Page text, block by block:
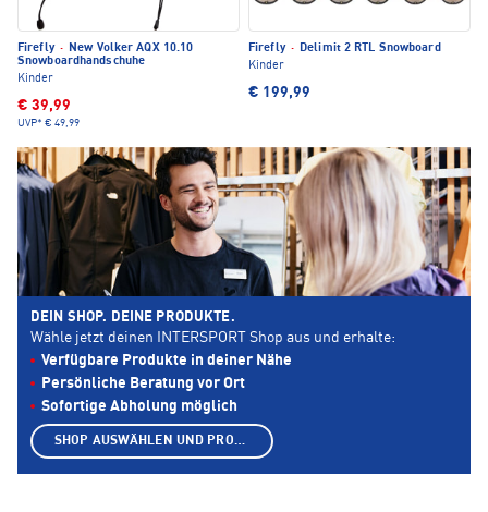
Firefly ·
New Volker AQX 10.10
Snowboardhandschuhe
Kinder
€ 39,99
UVP* € 49,99
Firefly ·
Delimit 2 RTL Snowboard
Kinder
€ 199,99
DEIN SHOP. DEINE PRODUKTE.
Wähle jetzt deinen INTERSPORT Shop aus und erhalte:
Verfügbare Produkte in deiner Nähe
Persönliche Beratung vor Ort
Sofortige Abholung möglich
SHOP AUSWÄHLEN UND PRODUKTE ANZEIGEN